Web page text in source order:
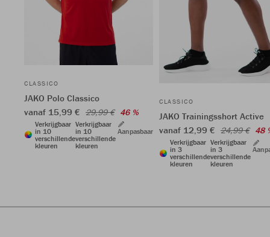
CLASSICO
JAKO Polo Classico
vanaf 15,99 € 29,99 € 46 %
Verkrijgbaar
in 10
verschillende
kleuren
Verkrijgbaar
in 10
verschillende
kleuren
Aanpasbaar
CLASSICO
JAKO Trainingsshort Active
vanaf 12,99 € 24,99 € 48
Verkrijgbaar
in 3
verschillende
kleuren
Verkrijgbaar
in 3
verschillende
kleuren